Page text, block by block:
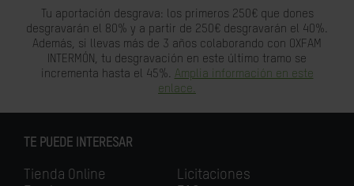
Tu aportación desgrava: los primeros 250€ que dones
desgravarán el 80% y a partir de 250€ desgravarán el 40%.
Además, si llevas más de 3 años colaborando con OXFAM
INTERMÓN, tu desgravación en este último tramo se
incrementa hasta el 45%. Amplia información en este
enlace.
TE PUEDE INTERESAR
Tienda Online
Licitaciones